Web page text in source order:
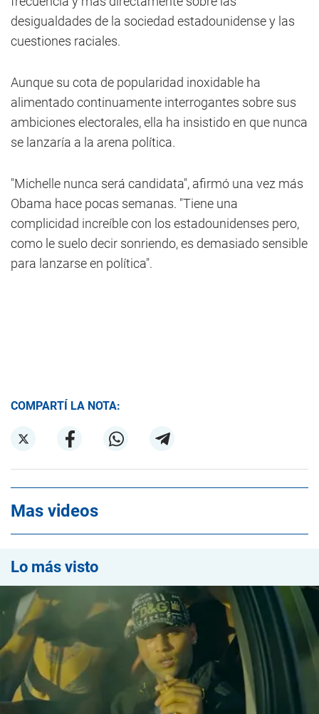
desigualdades de la sociedad estadounidense y las
cuestiones raciales.
Aunque su cota de popularidad inoxidable ha
alimentado continuamente interrogantes sobre sus
ambiciones electorales, ella ha insistido en que nunca
se lanzaría a la arena política.
"Michelle nunca será candidata", afirmó una vez más
Obama hace pocas semanas. "Tiene una
complicidad increíble con los estadounidenses pero,
como le suelo decir sonriendo, es demasiado sensible
para lanzarse en política".
COMPARTÍ LA NOTA:
Mas videos
Lo más visto